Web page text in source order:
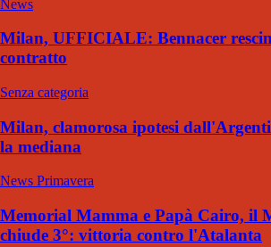
News
Milan, UFFICIALE: Bennacer
contratto
Senza categoria
Milan, clamorosa ipotesi
la mediana
News Primavera
Memorial Mamma e Papà Cairo, il
chiude 3°: vittoria contro l'Atalanta